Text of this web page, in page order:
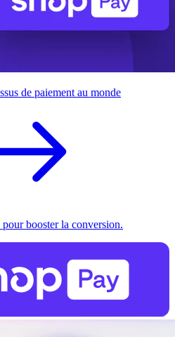
de paiement au monde
pour booster la conversion.